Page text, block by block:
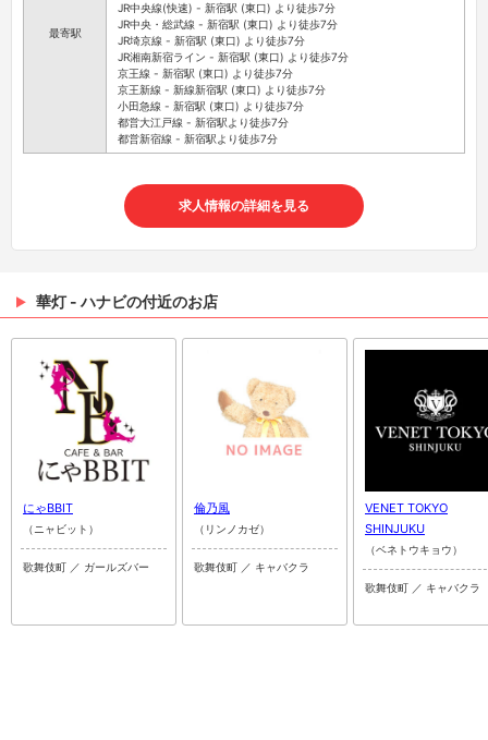
最寄駅
JR中央線(快速) - 新宿駅 (東口) より徒歩7分
JR中央・総武線 - 新宿駅 (東口) より徒歩7分
JR埼京線 - 新宿駅 (東口) より徒歩7分
JR湘南新宿ライン - 新宿駅 (東口) より徒歩7分
京王線 - 新宿駅 (東口) より徒歩7分
京王新線 - 新線新宿駅 (東口) より徒歩7分
小田急線 - 新宿駅 (東口) より徒歩7分
都営大江戸線 - 新宿駅より徒歩7分
都営新宿線 - 新宿駅より徒歩7分
求人情報の詳細を見る
華灯 - ハナビの付近のお店
にゃBBIT
（ニャビット）
歌舞伎町 ／ ガールズバー
倫乃風
（リンノカゼ）
歌舞伎町 ／ キャバクラ
VENET TOKYO
SHINJUKU
（ベネトウキョウ）
歌舞伎町 ／ キャバクラ